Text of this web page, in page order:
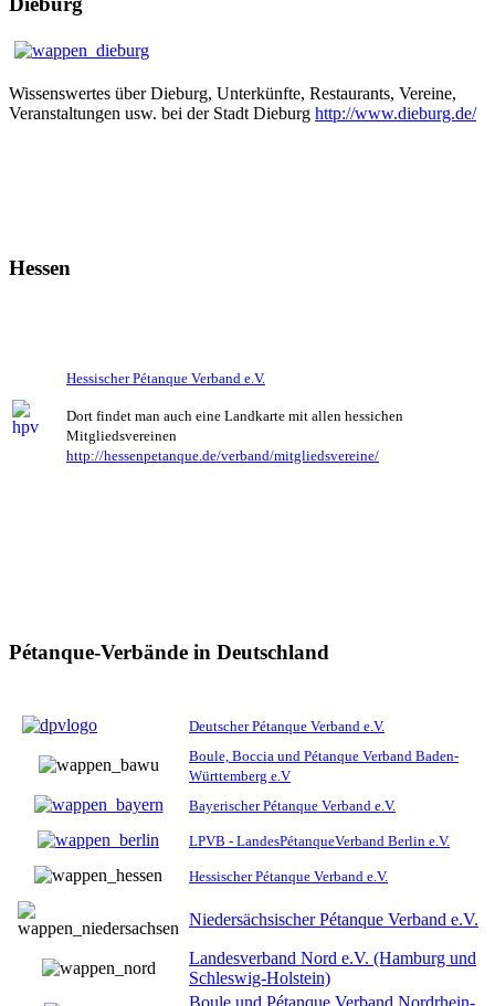
Wissenswertes über Dieburg, Unterkünfte, Restaurants, Vereine,
Veranstaltungen usw. bei der Stadt Dieburg http://www.dieburg.de/
Hessen
Hessischer Pétanque Verband e.V.
Dort findet man auch eine Landkarte mit allen hessichen
Mitgliedsvereinen
http://hessenpetanque.de/verband/mitgliedsvereine/
Pétanque-Verbände in Deutschland
Deutscher Pétanque Verband e.V.
Boule, Boccia und Pétanque Verband Baden-
Württemberg e.V
Bayerischer Pétanque Verband e.V.
LPVB - LandesPétanqueVerband Berlin e.V.
Hessischer Pétanque Verband e.V.
Niedersächsischer Pétanque Verband e.V.
Landesverband Nord e.V. (Hamburg und
Schleswig-Holstein)
Boule und Pétanque Verband Nordrhein-